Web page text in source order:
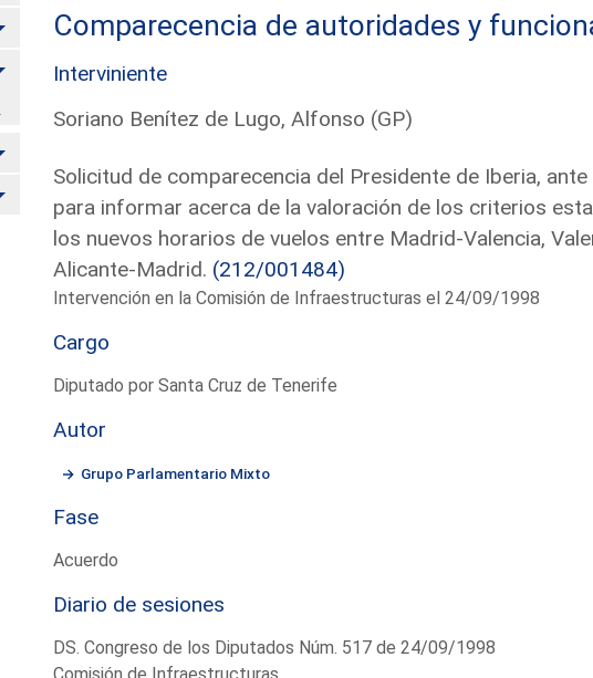
Alternar
Alternar
Alternar
Alternar
Comparecencia de autoridades y
Interviniente
Soriano Benítez de Lugo, Alfonso (GP)
Solicitud de comparecencia del Presidente de Iberia,
para informar acerca de la valoración de los criterios
los nuevos horarios de vuelos entre Madrid-Valencia,
Alicante-Madrid. (212/001484)
Intervención en la Comisión de Infraestructuras el 24/09/1998
Cargo
Diputado por Santa Cruz de Tenerife
Autor
Grupo Parlamentario Mixto
Fase
Acuerdo
Diario de sesiones
DS. Congreso de los Diputados Núm. 517 de 24/09/1998
Comisión de Infraestructuras